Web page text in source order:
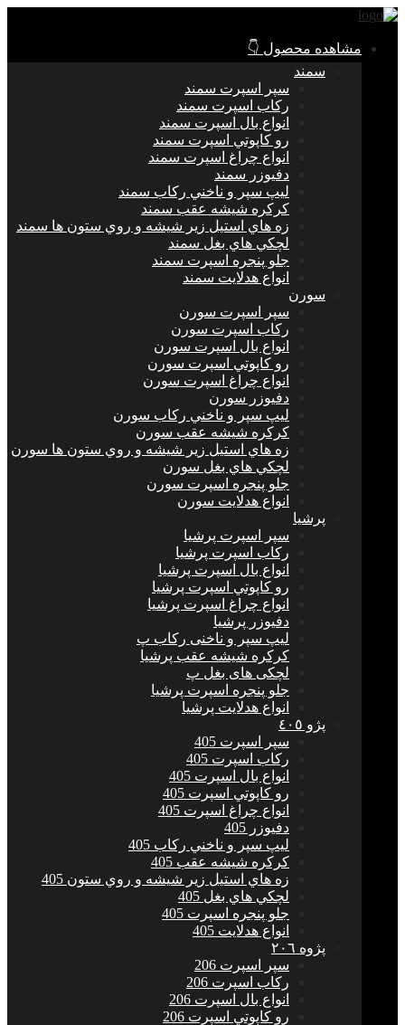
مشاهده محصول 👇
سمند
سپر اسپرت سمند
ركاب اسپرت سمند
انواع بال اسپرت سمند
رو كاپوتي اسپرت سمند
انواع چراغ اسپرت سمند
دفيوزر سمند
ليپ سپر و ناخني ركاب سمند
كركره شيشه عقب سمند
زه هاي استيل زير شيشه و روي ستون ها سمند
لچكي هاي بغل سمند
جلو پنجره اسپرت سمند
انواع هدلايت سمند
سورن
سپر اسپرت سورن
ركاب اسپرت سورن
انواع بال اسپرت سورن
رو كاپوتي اسپرت سورن
انواع چراغ اسپرت سورن
دفيوزر سورن
ليپ سپر و ناخني ركاب سورن
كركره شيشه عقب سورن
زه هاي استيل زير شيشه و روي ستون ها سورن
لچكي هاي بغل سورن
جلو پنجره اسپرت سورن
انواع هدلايت سورن
پرشيا
سپر اسپرت پرشیا
ركاب اسپرت پرشیا
انواع بال اسپرت پرشیا
رو كاپوتي اسپرت پرشیا
انواع چراغ اسپرت پرشیا
دفيوزر پرشیا
لیپ سپر و ناخنی رکاب پ
كركره شيشه عقب پرشیا
لچکی های بغل پ
جلو پنجره اسپرت پرشیا
انواع هدلايت پرشیا
پژو ٤٠٥
سپر اسپرت 405
ركاب اسپرت 405
انواع بال اسپرت 405
رو كاپوتي اسپرت 405
انواع چراغ اسپرت 405
دفيوزر 405
ليپ سپر و ناخني ركاب 405
كركره شيشه عقب 405
زه هاي استيل زير شيشه و روي ستون 405
لچكي هاي بغل 405
جلو پنجره اسپرت 405
انواع هدلايت 405
پژوه ٢٠٦
سپر اسپرت 206
ركاب اسپرت 206
انواع بال اسپرت 206
رو كاپوتي اسپرت 206